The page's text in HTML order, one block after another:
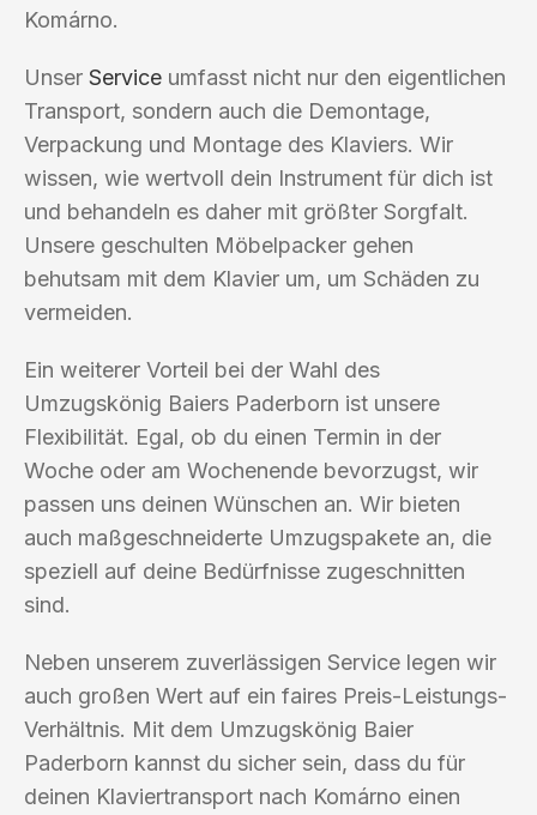
Komárno.
Unser Service umfasst nicht nur den eigentlichen
Transport, sondern auch die Demontage,
Verpackung und Montage des Klaviers. Wir
wissen, wie wertvoll dein Instrument für dich ist
und behandeln es daher mit größter Sorgfalt.
Unsere geschulten Möbelpacker gehen
behutsam mit dem Klavier um, um Schäden zu
vermeiden.
Ein weiterer Vorteil bei der Wahl des
Umzugskönig Baiers Paderborn ist unsere
Flexibilität. Egal, ob du einen Termin in der
Woche oder am Wochenende bevorzugst, wir
passen uns deinen Wünschen an. Wir bieten
auch maßgeschneiderte Umzugspakete an, die
speziell auf deine Bedürfnisse zugeschnitten
sind.
Neben unserem zuverlässigen Service legen wir
auch großen Wert auf ein faires Preis-Leistungs-
Verhältnis. Mit dem Umzugskönig Baier
Paderborn kannst du sicher sein, dass du für
deinen Klaviertransport nach Komárno einen